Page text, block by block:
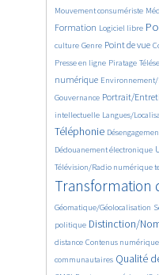
Mouvement consumériste
366/5557
703/5557
1749/5557
Formation
94/5557 Logiciel libre
2615/5557
1103/5557
175/5557
culture
647/5557
Genre
1840/5557 Point de vue
1044/5557
1575/5557
337/5557
Presse en ligne
129/5557 Piratage
208/5557
1225/5557
numérique
363/5557 Environnement/
349/5557
372/5557
Gouvernance
1870/5557Portrait/
145/5557
834/5557
290/5557
intellectuelle
60/5557 Langues/
1136/5557
2247/5557
Téléphonie
199/5557
1066/5557
120/5557
418/5557
Dédouanement électronique
1328/5557
1039/5557
Télévision/Radio numérique
569/5557
4010/5557
Transformation
385/5557
169/5557
Géomatique/Géolocalisation
325/5557
666/5557
183/5557
politique
2140/5557Distinction/
34/5557
711/5557
distance
853/5557Contenus
595/5557
191/5557
communautaires
2157/5557 Qualité
557/5557
136/5557